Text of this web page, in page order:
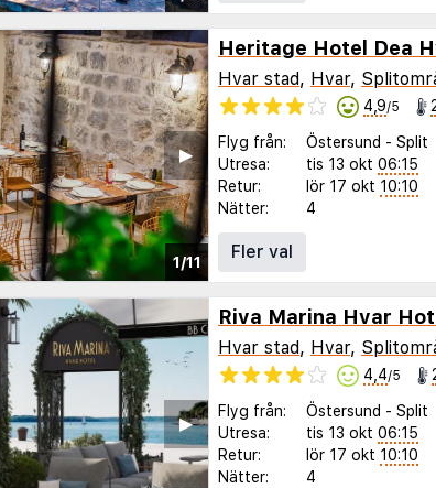
1/11
▶︎
Heritage Hotel Dea
Hvar stad, Hvar,
4,9/5
Flyg från: Östersund - Split
Utresa:
tis 13 okt 06:15
Retur:
lör 17 okt 10:10
Nätter:
4
Fler val
▶︎
Riva Marina Hvar
Hvar stad, Hvar,
4,4/5
Flyg från: Östersund - Split
Utresa:
tis 13 okt 06:15
Retur:
lör 17 okt 10:10
Nätter:
4